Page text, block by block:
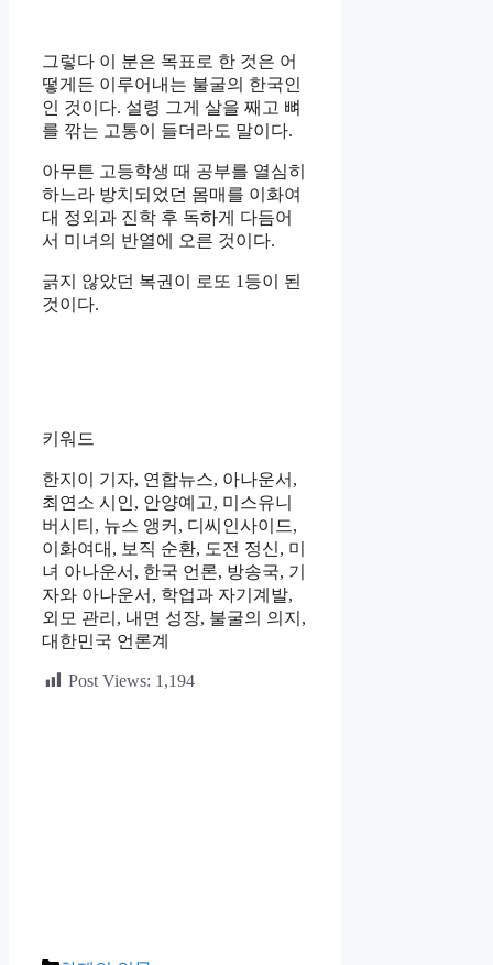
그렇다 이 분은 목표로 한 것은 어
떻게든 이루어내는 불굴의 한국인
인 것이다. 설령 그게 살을 째고 뼈
를 깎는 고통이 들더라도 말이다.
아무튼 고등학생 때 공부를 열심히
하느라 방치되었던 몸매를 이화여
대 정외과 진학 후 독하게 다듬어
서 미녀의 반열에 오른 것이다.
긁지 않았던 복권이 로또 1등이 된
것이다.
키워드
한지이 기자, 연합뉴스, 아나운서,
최연소 시인, 안양예고, 미스유니
버시티, 뉴스 앵커, 디씨인사이드,
이화여대, 보직 순환, 도전 정신, 미
녀 아나운서, 한국 언론, 방송국, 기
자와 아나운서, 학업과 자기계발,
외모 관리, 내면 성장, 불굴의 의지,
대한민국 언론계
Post Views: 1,194